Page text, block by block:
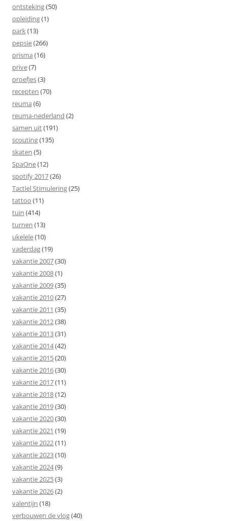
ontsteking(50)
opleiding(1)
park(13)
pepsie(266)
prisma (16)
prive(7)
proefjes(3)
recepten (70)
reuma (6)
reuma-nederland (2)
samen uit(191)
scouting(135)
skaten (5)
SpaOne(12)
spotify 2017(26)
Tactiel Stimulering(25)
tattoo (11)
tuin (414)
turnen (13)
ukelele(10)
vaderdag(19)
vakantie 2007(30)
vakantie 2008(1)
vakantie 2009(35)
vakantie 2010(27)
vakantie 2011 (35)
vakantie 2012(38)
vakantie 2013(31)
vakantie 2014(42)
vakantie 2015(20)
vakantie 2016(30)
vakantie 2017(11)
vakantie 2018(12)
vakantie 2019(30)
vakantie 2020(30)
vakantie 2021 (19)
vakantie 2022(11)
vakantie 2023(10)
vakantie 2024(9)
vakantie 2025(3)
vakantie 2026(2)
valentijn (18)
verbouwen de vlog(40)